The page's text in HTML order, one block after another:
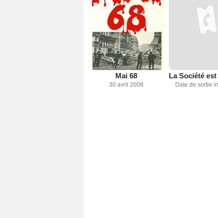
Mai 68
30 avril 2008 Date de sortie